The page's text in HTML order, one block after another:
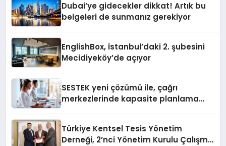
Dubai’ye gidecekler dikkat! Artık bu
belgeleri de sunmanız gerekiyor
EnglishBox, İstanbul’daki 2. şubesini
Mecidiyeköy’de açıyor
SESTEK yeni çözümü ile, çağrı
merkezlerinde kapasite planlama
Türkiye Kentsel Tesis Yönetim
Derneği, 2’nci Yönetim Kurulu Çalışma